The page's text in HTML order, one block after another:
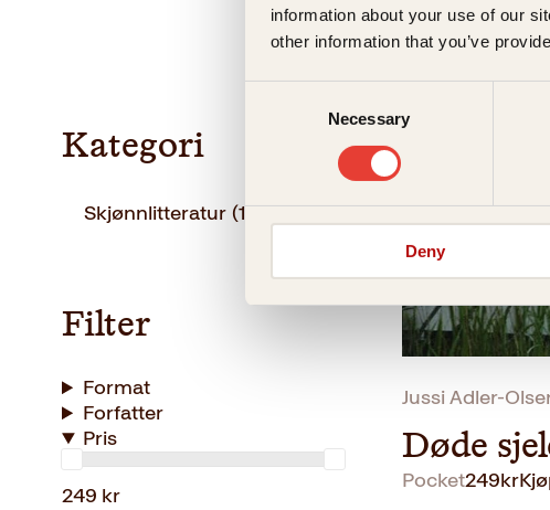
information about your use of our
other information that you’ve
Necessary
Deny
Kategori
Skjønnlitteratur (1)
Filter
Format
Forfatter
Pris
249 kr
Jussi Adler-
Døde
Pocket249kr